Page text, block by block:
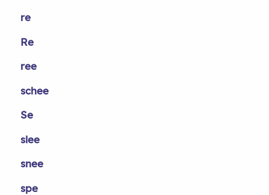
re
Re
ree
schee
Se
slee
snee
spe